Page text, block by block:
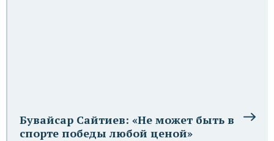
Бувайсар Сайтиев: «Не может быть в
спорте победы любой ценой»